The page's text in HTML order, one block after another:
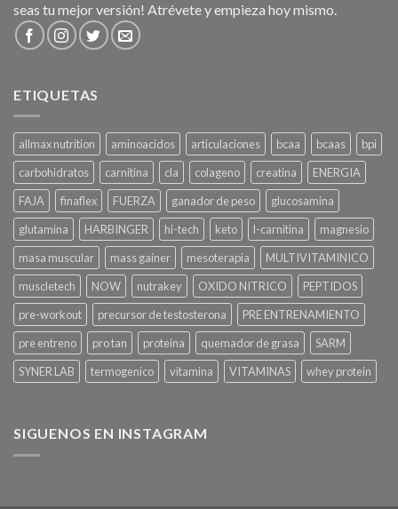
seas tu mejor versión! Atrévete y empieza hoy mismo.
ETIQUETAS
allmax nutrition aminoacidos articulaciones bcaa bcaas
bpi
carbohidratos
carnitina cla colageno creatina
ENERGIA
FAJA
finaflex FUERZA ganador de peso
glucosamina
glutamina
HARBINGER hi-tech keto l-carnitina
magnesio
masa muscular
mass gainer mesoterapia
MULTIVITAMINICO
muscletech
NOW nutrakey OXIDO NITRICO
PEPTIDOS
pre-workout
precursor de testosterona
PRE ENTRENAMIENTO
pre entreno
pro tan proteina quemador de grasa
SARM
SYNER LAB
termogenico vitamina VITAMINAS whey protein
SIGUENOS EN INSTAGRAM